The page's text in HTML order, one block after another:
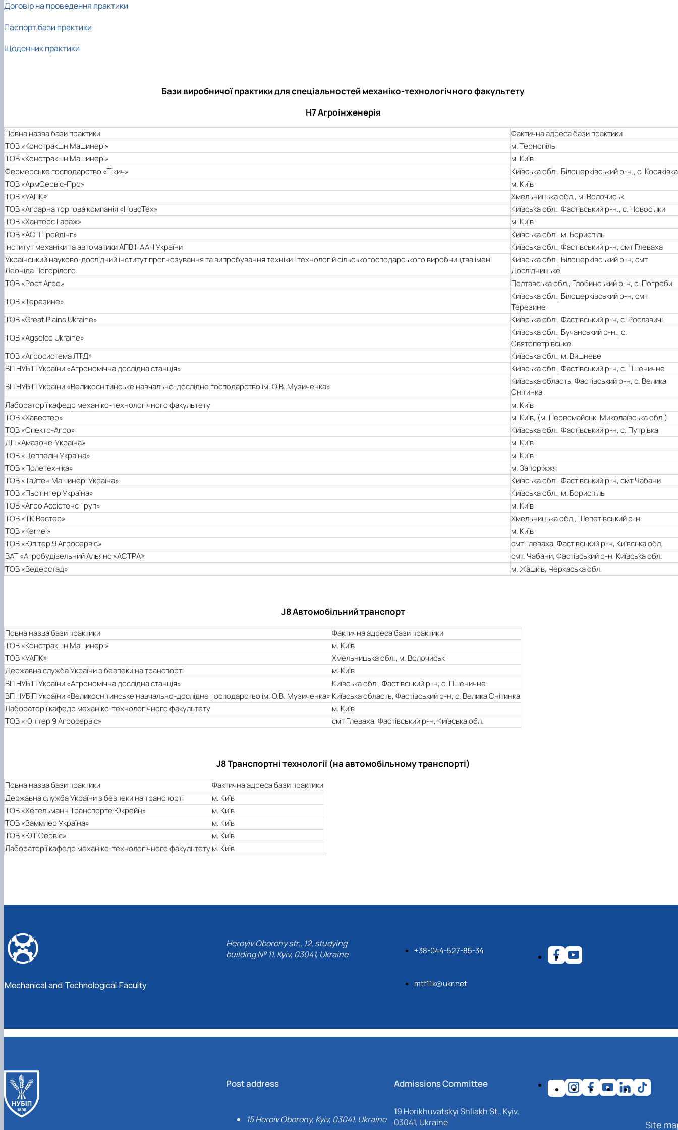
Матеріально-технічна база факультету
Скринька довіри
Договір на проведення практики
Паспорт бази практики
Щоденник практики
Бази виробничої практики для спеціальностей механіко-технологічного факультету
Н7 Агроінженерія
Повна назва бази практики
Фактична адреса бази практики
ТОВ «Констракшн Машинері»
м. Тернопіль
ТОВ «Констракшн Машинері»
м. Київ
Фермерське господарство «Тікич»
Київська обл., Білоцерківський р-н., с. Косяківка
ТОВ «АрмСервіс-Про»
м. Київ
ТОВ «УАПК»
Хмельницька обл., м. Волочиськ
ТОВ «Аграрна торгова компанія «НовоТех»
Київська обл., Фастівський р-н., с. Новосілки
ТОВ «Хантерс Гараж»
м. Київ
ТОВ «АСП Трейдінг»
Київська обл., м. Бориспіль
Інститут механіки та автоматики АПВ НААН України
Київська обл., Фастівський р-н, смт Глеваха
Український науково-дослідний інститут прогнозування та випробування техніки і технологій сільськогосподарського виробництва імені
Леоніда Погорілого
Київська обл., Білоцерківський р-н, смт
Дослідницьке
ТОВ «Рост Агро»
Полтавська обл., Глобинський р-н, с. Погреби
ТОВ «Терезине»
Київська обл., Білоцерківський р-н, смт
Терезине
ТОВ «Great Plains Ukraine»
Київська обл., Фастівський р-н, с. Рославичі
ТОВ «Agsolco Ukraine»
Київська обл., Бучанський р-н., с.
Святопетрівське
ТОВ «Агросистема ЛТД»
Київська обл., м. Вишневе
ВП НУБіП України «Агрономічна дослідна станція»
Київська обл., Фастівський р-н, с. Пшеничне
ВП НУБіП України «Великоснітинське навчально-дослідне господарство ім. О.В. Музиченка»
Київська область, Фастівський р-н, с. Велика
Снітинка
Лабораторії кафедр механіко-технологічного факультету
м. Київ
ТОВ «Хавестер»
м. Київ, (м. Первомайськ, Миколаївська обл.)
ТОВ «Спектр-Агро»
Київська обл., Фастівський р-н, с. Путрівка
ДП «Амазоне-Україна»
м. Київ
ТОВ «Цеппелін Україна»
м. Київ
ТОВ «Полетехніка»
м. Запоріжжя
ТОВ «Тайтен Машинері Україна»
Київська обл., Фастівський р-н, смт Чабани
ТОВ «Пьотінгер Україна»
Київська обл., м. Бориспіль
ТОВ «Агро Ассістенс Груп»
м. Київ
ТОВ «ТК Вестер»
Хмельницька обл., Шепетівський р-н
ТОВ «Kernel»
м. Київ
ТОВ «Юпітер 9 Агросервіс»
смт Глеваха, Фастівський р-н, Київська обл.
ВАТ «Агробудівельний Альянс «АСТРА»
смт. Чабани, Фастівський р-н, Київська обл.
ТОВ «Ведерстад»
м. Жашків, Черкаська обл.
J8 Автомобільний транспорт
Повна назва бази практики
Фактична адреса бази практики
ТОВ «Констракшн Машинері»
м. Київ
ТОВ «УАПК»
Хмельницька обл., м. Волочиськ
Державна служба України з безпеки на транспорті
м. Київ
ВП НУБіП України «Агрономічна дослідна станція»
Київська обл., Фастівський р-н, с. Пшеничне
ВП НУБіП України «Великоснітинське навчально-дослідне господарство ім. О.В. Музиченка» Київська область, Фастівський р-н, с. Велика Снітинка
Лабораторії кафедр механіко-технологічного факультету
м. Київ
ТОВ «Юпітер 9 Агросервіс»
смт Глеваха, Фастівський р-н, Київська обл.
J8 Транспортні технології (на автомобільному транспорті)
Повна назва бази практики
Фактична адреса бази практики
Державна служба України з безпеки на транспорті
м. Київ
ТОВ «Хегельманн Транспорте Юкрейн»
м. Київ
ТОВ «Заммлер Україна»
м. Київ
ТОВ «ЮТ Сервіс»
м. Київ
Лабораторії кафедр механіко-технологічного факультетум. Київ
Mechanical and Technological Faculty
Heroyiv Oborony str., 12, studying
building № 11, Kyiv, 03041, Ukraine
+38-044-527-85-34
mtf11k@ukr.net
Post address
15 Heroiv Oborony, Kyiv, 03041, Ukraine
Admissions Committee
19 Horikhuvatskyi Shliakh St., Kyiv,
03041, Ukraine
Site